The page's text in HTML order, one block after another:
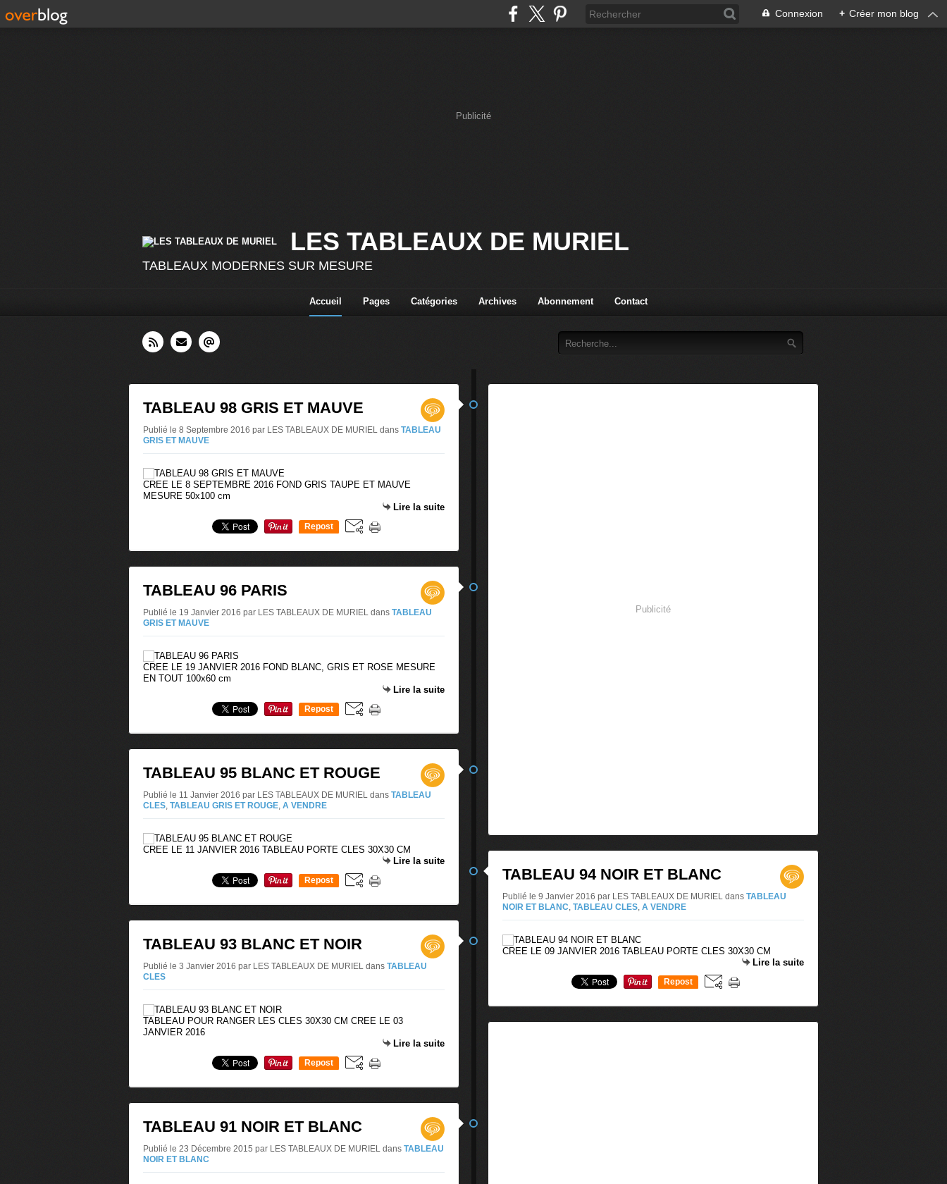
Connexion + Créer mon blog
Publicité
LES TABLEAUX DE MURIEL
TABLEAUX MODERNES SUR MESURE
Accueil Pages Catégories Archives Abonnement Contact
TABLEAU 98 GRIS ET MAUVE
Publié le 8 Septembre 2016 par LES TABLEAUX DE MURIEL dans TABLEAU
GRIS ET MAUVE
CREE LE 8 SEPTEMBRE 2016 FOND GRIS TAUPE ET MAUVE
MESURE 50x100 cm
Lire la suite
Repost
TABLEAU 96 PARIS
Publié le 19 Janvier 2016 par LES TABLEAUX DE MURIEL dans TABLEAU
GRIS ET MAUVE
CREE LE 19 JANVIER 2016 FOND BLANC, GRIS ET ROSE MESURE
EN TOUT 100x60 cm
Lire la suite
Repost
TABLEAU 95 BLANC ET ROUGE
Publié le 11 Janvier 2016 par LES TABLEAUX DE MURIEL dans TABLEAU
CLES, TABLEAU GRIS ET ROUGE, A VENDRE
CREE LE 11 JANVIER 2016 TABLEAU PORTE CLES 30X30 CM
Lire la suite
Repost
TABLEAU 93 BLANC ET NOIR
Publié le 3 Janvier 2016 par LES TABLEAUX DE MURIEL dans TABLEAU
CLES
TABLEAU POUR RANGER LES CLES 30X30 CM CREE LE 03
JANVIER 2016
Lire la suite
Repost
TABLEAU 91 NOIR ET BLANC
Publié le 23 Décembre 2015 par LES TABLEAUX DE MURIEL dans TABLEAU
NOIR ET BLANC
Publicité
TABLEAU 94 NOIR ET BLANC
Publié le 9 Janvier 2016 par LES TABLEAUX DE MURIEL dans TABLEAU
NOIR ET BLANC, TABLEAU CLES, A VENDRE
CREE LE 09 JANVIER 2016 TABLEAU PORTE CLES 30X30 CM
Lire la suite
Repost